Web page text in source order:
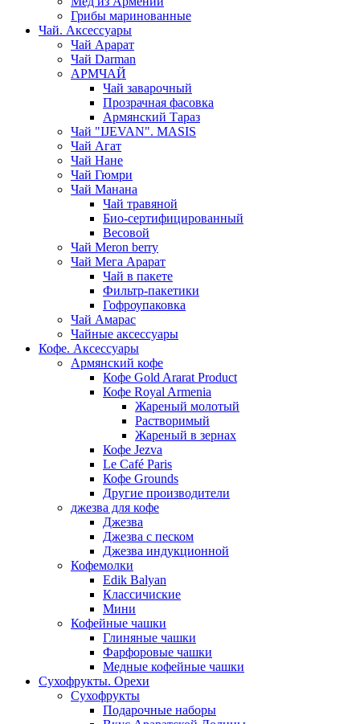
Грибы маринованные
Чай. Аксессуары
Чай Арарат
Чай Darman
АРМЧАЙ
Чай заварочный
Прозрачная фасовка
Армянский Тараз
Чай "IJEVAN". MASIS
Чай Агат
Чай Нане
Чай Гюмри
Чай Манана
Чай травяной
Био-сертифицированный
Весовой
Чай Meron berry
Чай Мега Арарат
Чай в пакете
Фильтр-пакетики
Гофроупаковка
Чай Амарас
Чайные аксессуары
Кофе. Аксессуары
Армянский кофе
Кофе Gold Ararat Product
Кофе Royal Armenia
Жареный молотый
Растворимый
Жареный в зернах
Кофе Jezva
Le Café Paris
Кофе Grounds
Другие производители
джезва для кофе
Джезва
Джезва с песком
Джезва индукционной
Кофемолки
Edik Balyan
Классичиские
Мини
Кофейные чашки
Глиняные чашки
Фарфоровые чашки
Медные кофейные чашки
Сухофрукты. Орехи
Сухофрукты
Подарочные наборы